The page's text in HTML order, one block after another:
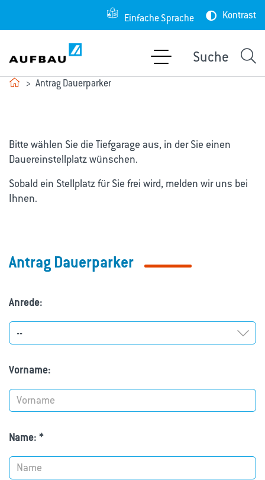
Einfache Sprache Kontrast
Suche
Antrag Dauerparker
Bitte wählen Sie die Tiefgarage aus, in der Sie einen
Dauereinstellplatz wünschen.
Sobald ein Stellplatz für Sie frei wird, melden wir uns bei
Ihnen.
Antrag Dauerparker
Anrede:
Vorname:
Name: *